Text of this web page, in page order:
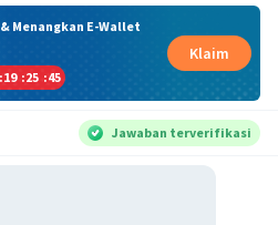
Menangkan E-Wallet
:19 :25 :45
Klaim
Jawaban terverifikasi